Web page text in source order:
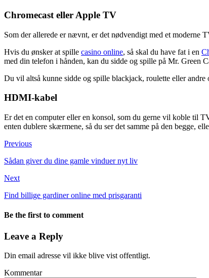
Chromecast eller Apple TV
Som der allerede er nævnt, er det nødvendigt med et moderne
Hvis du ønsker at spille casino online, så skal du have fat i en
med din telefon i hånden, kan du sidde og spille på Mr. Green
Du vil altså kunne sidde og spille blackjack, roulette eller
HDMI-kabel
Er det en computer eller en konsol, som du gerne vil koble til
enten dublere skærmene, så du ser det samme på den begge,
Previous
Sådan giver du dine gamle vinduer nyt liv
Next
Find billige gardiner online med prisgaranti
Be the first to comment
Leave a Reply
Din email adresse vil ikke blive vist offentligt.
Kommentar